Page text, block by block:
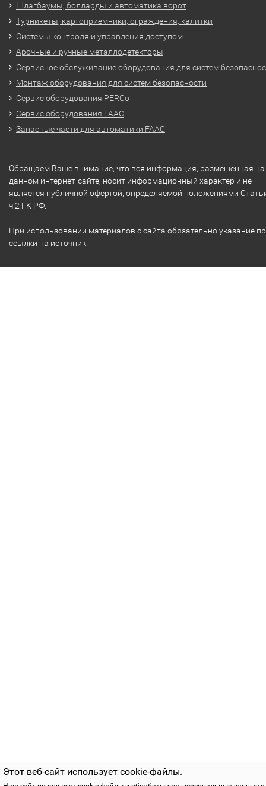
Этот веб-сайт использует cookie-файлы.
Шлагбаумы, болларды и автоматика ворот
Турникеты, картоприемники, ограждения, калитки
Системы контроля и управления доступом
Арочные и ручные металлодетекторы
Сервисное обслуживание оборудования для систем
Монтаж оборудования для систем безопасности
Сервис оборудования PERCo
Сервис оборудования FAAC
Запасные части для автоматики FAAC
Обращаем Ваше внимание, что вся информация, размещенная на
данном интернет-сайте, носит информационный характер и не
является публичной офертой, определяемой положениями
ч.2 ГК РФ.
При использовании материалов с сайта обязательно указание
ссылки на источник.